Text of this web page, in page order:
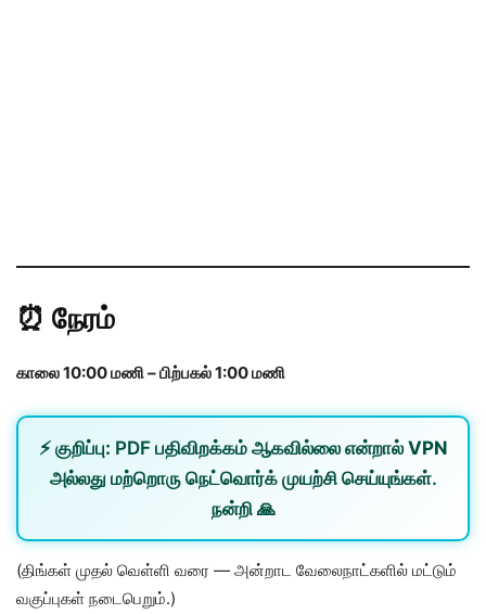
⏰ நேரம்
காலை 10:00 மணி – பிற்பகல் 1:00 மணி
⚡ குறிப்பு: PDF பதிவிறக்கம் ஆகவில்லை என்றால் VPN
அல்லது மற்றொரு நெட்வொர்க்முயற்சி செய்யுங்கள்.
நன்றி 🙏
(திங்கள் முதல் வெள்ளி வரை — அன்றாட வேலைநாட்களில் மட்டும்
வகுப்புகள் நடைபெறும்.)